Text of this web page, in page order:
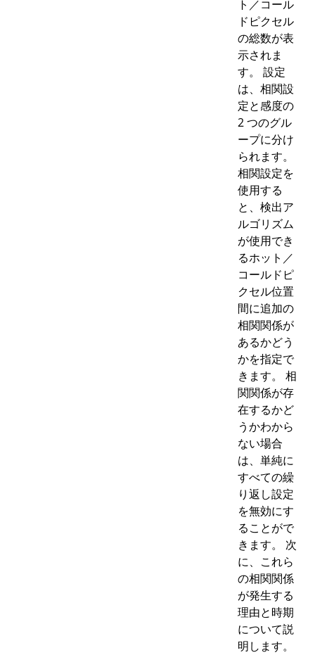
ト／コール
ドピクセル
の総数が表
示されま
す。 設定
は、相関設
定と感度の
2 つのグル
ープに分け
られます。
相関設定を
使用する
と、検出ア
ルゴリズム
が使用でき
るホット／
コールドピ
クセル位置
間に追加の
相関関係が
あるかどう
かを指定で
きます。 相
関関係が存
在するかど
うかわから
ない場合
は、単純に
すべての繰
り返し設定
を無効にす
ることがで
きます。 次
に、これら
の相関関係
が発生する
理由と時期
について説
明します。